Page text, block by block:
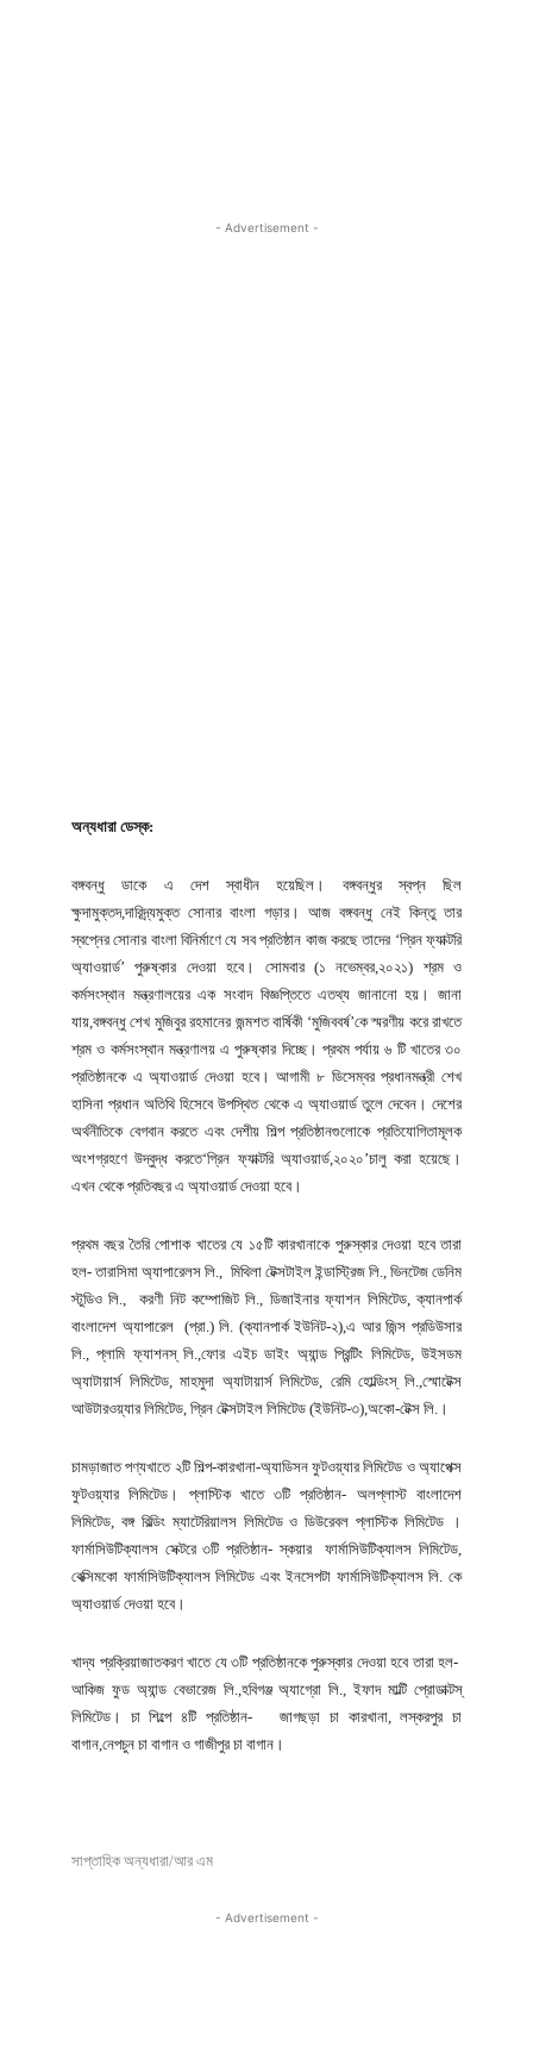
- Advertisement -
অন্যধারা ডেস্ক:
বঙ্গবন্ধু ডাকে এ দেশ স্বাধীন হয়েছিল। বঙ্গবন্ধুর স্বপ্ন ছিল
ক্ষুদামুক্তদ,দারিদ্র্যমুক্ত সোনার বাংলা গড়ার। আজ বঙ্গবন্ধু নেই কিন্তু তার
স্বপ্নের সোনার বাংলা বিনির্মাণে যে সব প্রতিষ্ঠান কাজ করছে তাদের ‘গ্রিন ফ্যাক্টরি
অ্যাওয়ার্ড’ পুরুষ্কার দেওয়া হবে। সোমবার (১ নভেম্বর,২০২১) শ্রম ও
কর্মসংস্থান মন্ত্রণালয়ের এক সংবাদ বিজ্ঞপ্তিতে এতথ্য জানানো হয়। জানা
যায়,বঙ্গবন্ধু শেখ মুজিবুর রহমানের জন্মশত বার্ষিকী ‘মুজিববর্ষ’কে স্মরণীয় করে রাখতে
শ্রম ও কর্মসংস্থান মন্ত্রণালয় এ পুরুষ্কার দিচ্ছে। প্রথম পর্যায় ৬ টি খাতের ৩০
প্রতিষ্ঠানকে এ অ্যাওয়ার্ড দেওয়া হবে। আগামী ৮ ডিসেম্বর প্রধানমন্ত্রী শেখ
হাসিনা প্রধান অতিথি হিসেবে উপস্থিত থেকে এ অ্যাওয়ার্ড তুলে দেবেন। দেশের
অর্থনীতিকে বেগবান করতে এবং দেশীয় শিল্প প্রতিষ্ঠানগুলোকে প্রতিযোগিতামূলক
অংশগ্রহণে উদ্বুদ্ধ করতে‘গ্রিন ফ্যাক্টরি অ্যাওয়ার্ড,২০২০’চালু করা হয়েছে।
এখন থেকে প্রতিবছর এ অ্যাওয়ার্ড দেওয়া হবে।
প্রথম বছর তৈরি পোশাক খাতের যে ১৫টি কারখানাকে পুরুস্কার দেওয়া হবে তারা
হল- তারাসিমা অ্যাপারেলস লি., মিথিলা টেক্সটাইল ইন্ডাস্ট্রিজ লি., ভিনটেজ ডেনিম
স্টুডিও লি., করণী নিট কম্পোজিট লি., ডিজাইনার ফ্যাশন লিমিটেড, ক্যানপার্ক
বাংলাদেশ অ্যাপারেল (প্রা.) লি. (ক্যানপার্ক ইউনিট-২),এ আর জিন্স প্রডিউসার
লি., প্লামি ফ্যাশনস্ লি.,ফোর এইচ ডাইং অ্যান্ড প্রিন্টিং লিমিটেড, উইসডম
অ্যাটায়ার্স লিমিটেড, মাহমুদা অ্যাটায়ার্স লিমিটেড, রেমি হোল্ডিংস্ লি.,স্মোটেক্স
আউটারওয়্যার লিমিটেড, গ্রিন টেক্সটাইল লিমিটেড (ইউনিট-৩),অকো-টেক্স লি.।
চামড়াজাত পণ্যখাতে ২টি শিল্প-কারখানা-অ্যাডিসন ফুটওয়্যার লিমিটেড ও অ্যাপেক্স
ফুটওয়্যার লিমিটেড। প্লাস্টিক খাতে ৩টি প্রতিষ্ঠান- অলপ্লাস্ট বাংলাদেশ
লিমিটেড, বঙ্গ বিল্ডিং ম্যাটেরিয়ালস লিমিটেড ও ডিউরেবল প্লাস্টিক লিমিটেড ।
ফার্মাসিউটিক্যালস সেক্টরে ৩টি প্রতিষ্ঠান- স্কয়ার ফার্মাসিউটিক্যালস লিমিটেড,
বেক্সিমকো ফার্মাসিউটিক্যালস লিমিটেড এবং ইনসেপটা ফার্মাসিউটিক্যালস লি. কে
অ্যাওয়ার্ড দেওয়া হবে।
খাদ্য প্রক্রিয়াজাতকরণ খাতে যে ৩টি প্রতিষ্ঠানকে পুরুস্কার দেওয়া হবে তারা হল-
আকিজ ফুড অ্যান্ড বেভারেজ লি.,হবিগঞ্জ অ্যাগ্রো লি., ইফাদ মাল্টি প্রোডাক্টস্
লিমিটেড। চা শিল্পে ৪টি প্রতিষ্ঠান- জাগছড়া চা কারখানা, লস্করপুর চা
বাগান,নেপচুন চা বাগান ও গাজীপুর চা বাগান।
সাপ্তাহিক অন্যধারা/আর এম
- Advertisement -